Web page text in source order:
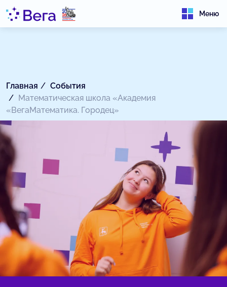
Меню
Главная
События
Математическая школа «Академия
«ВегаМатематика. Городец»